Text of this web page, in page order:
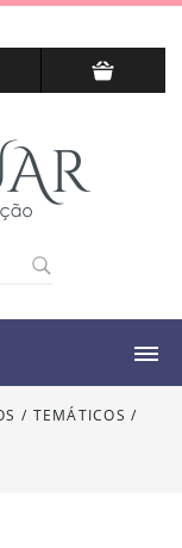
/ TEMÁTICOS/